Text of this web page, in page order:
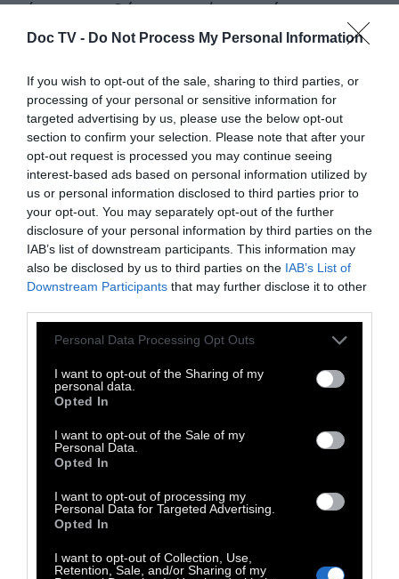
Doc TV - Do Not Process My Personal Information
If you wish to opt-out of the sale, sharing to third parties, or
processing of your personal or sensitive information for
targeted advertising by us, please use the below opt-out
section to confirm your selection. Please note that after your
opt-out request is processed you may continue seeing
interest-based ads based on personal information utilized by
us or personal information disclosed to third parties prior to
your opt-out. You may separately opt-out of the further
disclosure of your personal information by third parties on the
IAB’s list of downstream participants. This information may
also be disclosed by us to third parties on the IAB’s List of
Downstream Participants that may further disclose it to other
Personal Data Processing Opt Outs
I want to opt-out of the Sharing of my
personal data.
Opted In
I want to opt-out of the Sale of my
Personal Data.
Opted In
I want to opt-out of processing my
Personal Data for Targeted Advertising.
Opted In
I want to opt-out of Collection, Use,
Retention, Sale, and/or Sharing of my
έχουν περιθώριο τεσσάρων ετών για να
συμμορφωθούν, ενώ για τους ιδιώτες
υποχρέωση θα τεθεί σε ισχύ σε 10 χρόνια για
τους σκύλους και σε 15 για τις γάτες.
Παράλληλα, απαγορεύονται επικίνδυνες
πρακτικές εκτροφής όπωςη αναπαραγωγή
μεταξύ στενών συγγενών, όπως γονέων με
απογόνους και μεταξύ αδελφών, ενώ
απαγορεύεται και η εκτροφή ζώων για τη
δημιουργία ακραίων χαρακτηριστικών.
Τίθεται επίσης τέλος σε πρακτικές
κακοποίησης,όπως οι ακρωτηριασμοί για
αισθητικούς λόγους, η μόνιμη πρόσδεση
ζώων (εκτός ιατρικής ανάγκης) και η χρήση
επικίνδυνων περιλαίμιων.
Η νομοθεσία αυστηροποιεί και τους
κανόνες για τις εισαγωγές από τρίτες
καταγραφή των ζώων πριν από την είσοδό
τους στην ΕΕ. Το μέτρο στοχεύει στην
καταπολέμηση της παράνομης εμπορίας και